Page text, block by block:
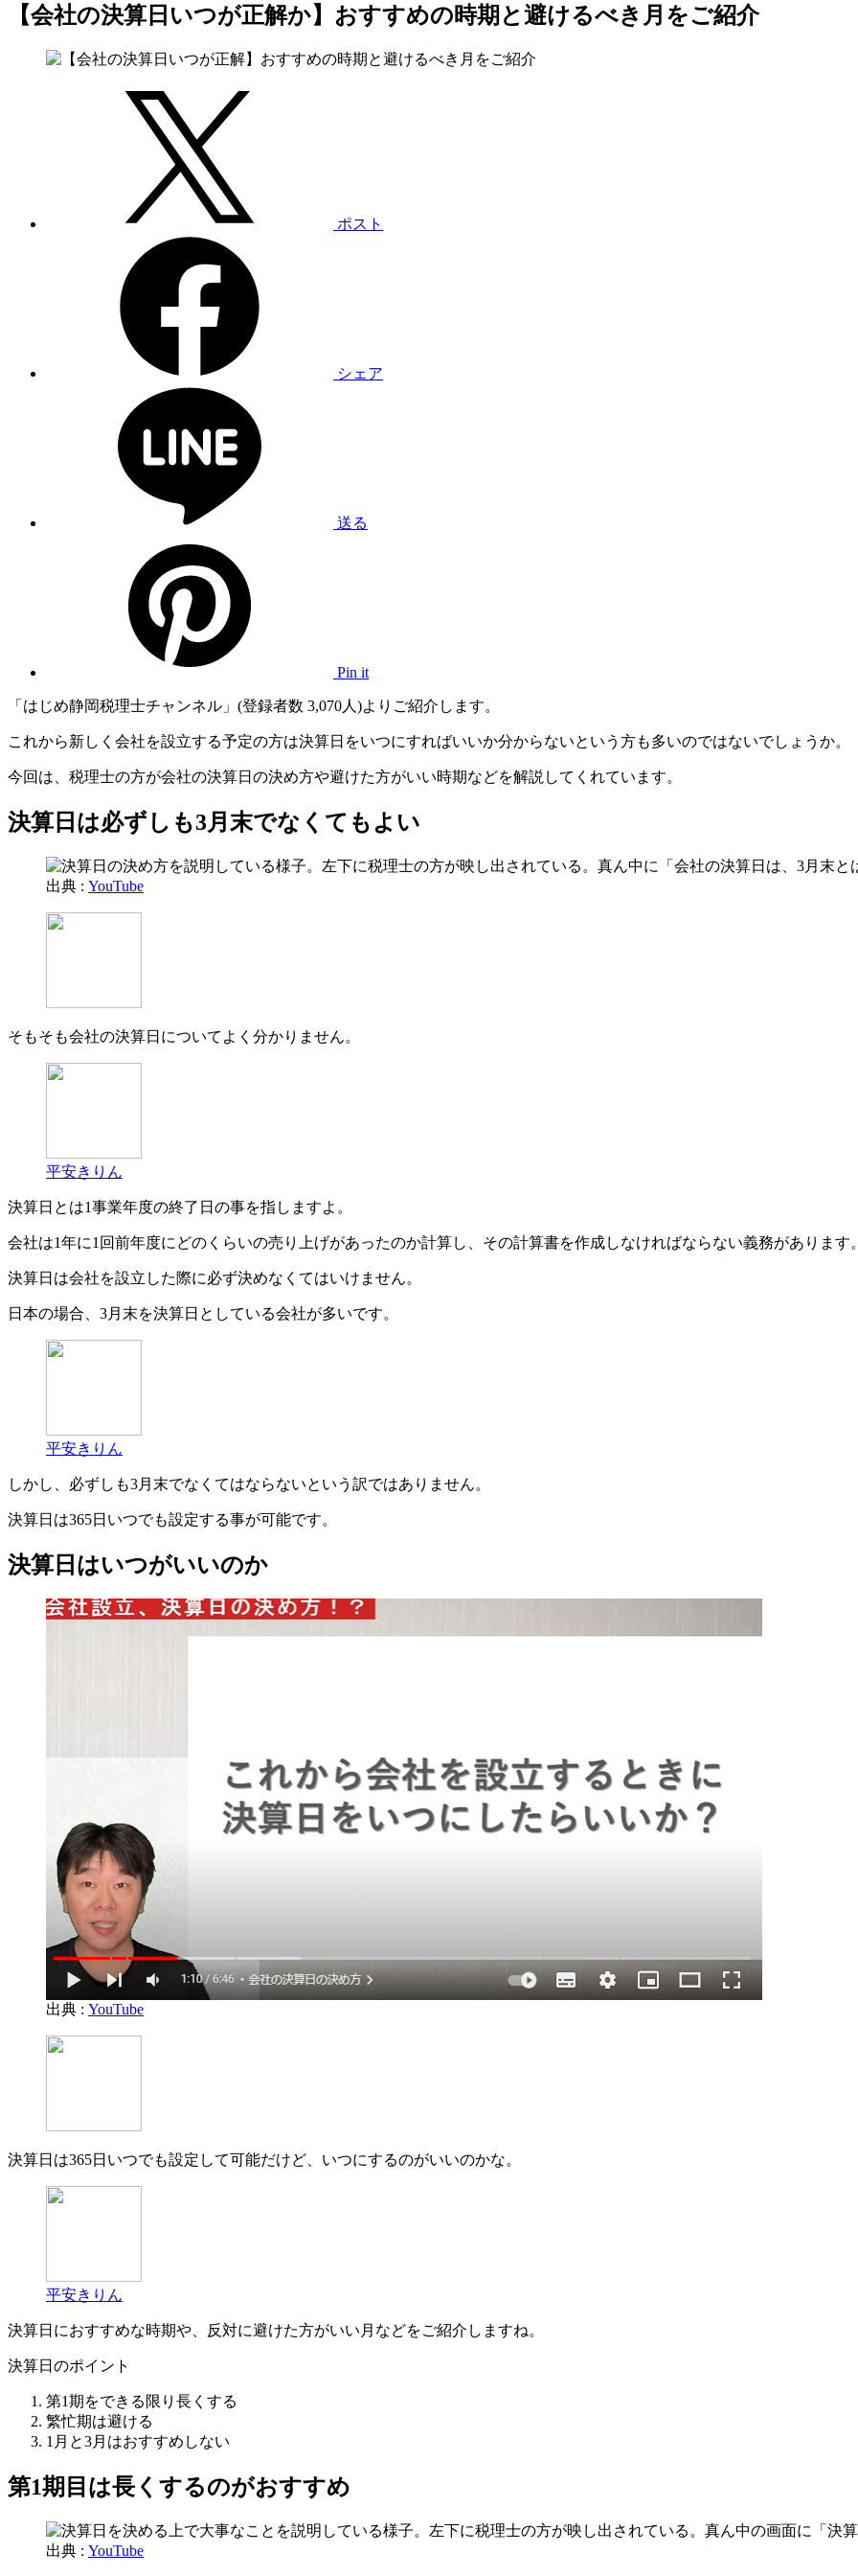
【会社の決算日いつが正解か】おすすめの時期と避けるべき月をご紹介
ポスト
シェア
送る
Pin it
「はじめ静岡税理士チャンネル」(登録者数 3,070人)よりご紹介します。
これから新しく会社を設立する予定の方は決算日をいつにすればいいか分からないという方も多いのではないでしょうか。
今回は、税理士の方が会社の決算日の決め方や避けた方がいい時期などを解説してくれています。
決算日は必ずしも3月末でなくてもよい
出典 : YouTube
そもそも会社の決算日についてよく分かりません。
平安きりん
決算日とは1事業年度の終了日の事を指しますよ。
会社は1年に1回前年度にどのくらいの売り上げがあったのか計算し、その計算書を作成しなければならない義務があります
決算日は会社を設立した際に必ず決めなくてはいけません。
日本の場合、3月末を決算日としている会社が多いです。
平安きりん
しかし、必ずしも3月末でなくてはならないという訳ではありません。
決算日は365日いつでも設定する事が可能です。
決算日はいつがいいのか
出典 : YouTube
決算日は365日いつでも設定して可能だけど、いつにするのがいいのかな。
平安きりん
決算日におすすめな時期や、反対に避けた方がいい月などをご紹介しますね。
決算日のポイント
第1期をできる限り長くする
繁忙期は避ける
1月と3月はおすすめしない
第1期目は長くするのがおすすめ
出典 : YouTube